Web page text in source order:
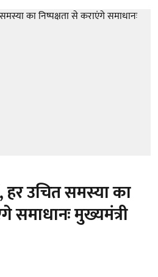
उचित समस्या का
समाधानः मुख्यमंत्री